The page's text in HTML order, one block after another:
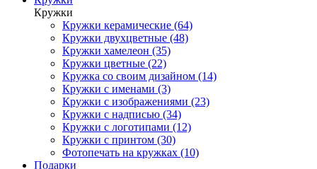
Кружки
Кружки керамические (64)
Кружки двухцветные (48)
Кружки хамелеон (35)
Кружки цветные (22)
Кружка со своим дизайном (14)
Кружки с именами (3)
Кружки с изображениями (23)
Кружки с надписью (34)
Кружки с логотипами (12)
Кружки с принтом (30)
Фотопечать на кружках (10)
Подарки